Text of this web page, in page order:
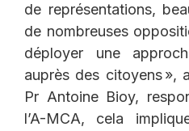
de représentations,
de nombreuses
déployer une
auprès des citoyens »,
Pr Antoine Bioy,
l’A-MCA, cela